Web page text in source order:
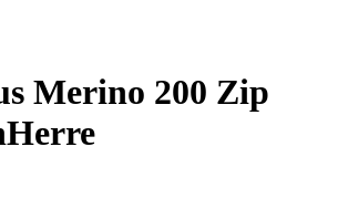
Merino 200 Zip
Herre